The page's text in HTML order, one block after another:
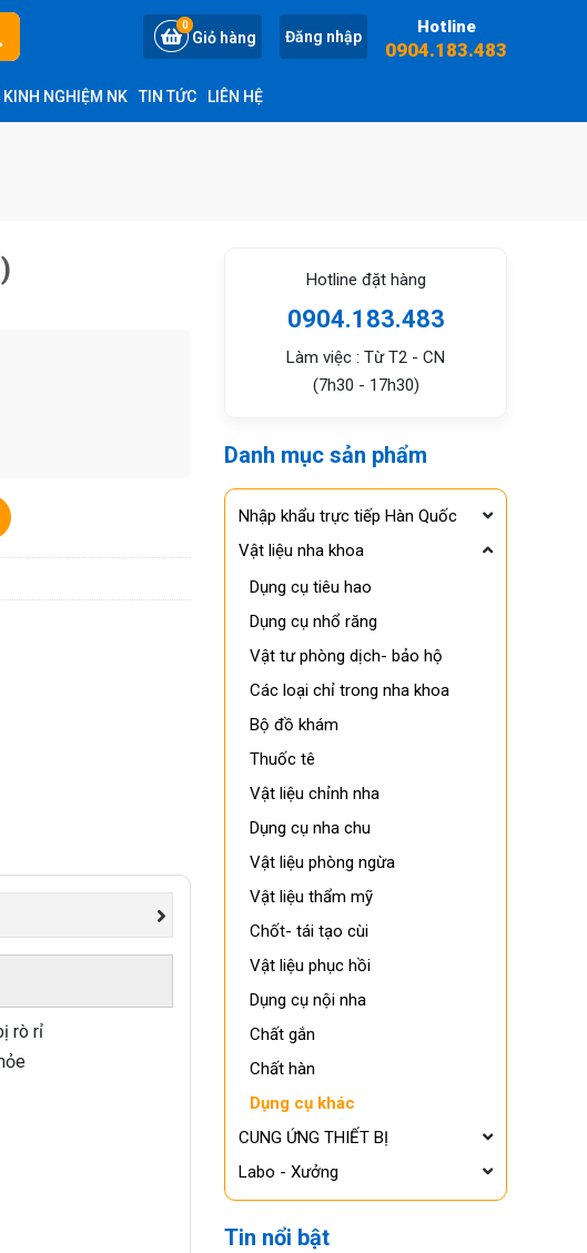
0
Giỏ hàng Đăng nhập Hotline
0904.183.483
KINH NGHIỆM NK TIN TỨC LIÊN HỆ
rò rỉ
Hotline đặt hàng
0904.183.483
Làm việc : Từ T2 - CN
(7h30 - 17h30)
Danh mục sản phẩm
Nhập khẩu trực tiếp Hàn Quốc
Vật liệu nha khoa
Dụng cụ tiêu hao
Dụng cụ nhổ răng
Vật tư phòng dịch- bảo hộ
Các loại chỉ trong nha khoa
Bộ đồ khám
Thuốc tê
Vật liệu chỉnh nha
Dụng cụ nha chu
Vật liệu phòng ngừa
Vật liệu thẩm mỹ
Chốt- tái tạo cùi
Vật liệu phục hồi
Dụng cụ nội nha
Chất gắn
Chất hàn
Dụng cụ khác
CUNG ỨNG THIẾT BỊ
Labo - Xưởng
Tin nổi bật